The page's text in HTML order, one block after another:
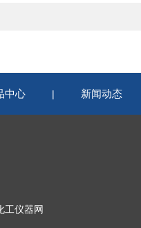
中心 | 新闻动态
工仪器网